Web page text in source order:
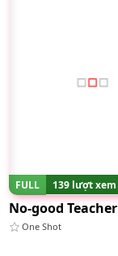
FULL 139 lượt xem
No-good Teacher
One Shot